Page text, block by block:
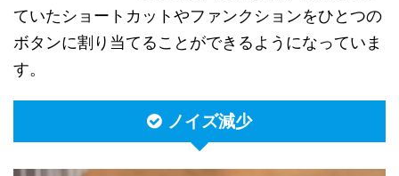
ていたショートカットやファンクションをひとつの
ボタンに割り当てることができるようになっていま
す。
ノイズ減少